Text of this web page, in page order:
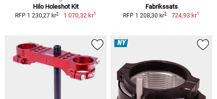
Hilo Holeshot Kit
RFP 1 230,27 kr2 1 070,32 kr1
Fabrikssats
RFP 1 208,30 kr2 724,93 kr1
NY